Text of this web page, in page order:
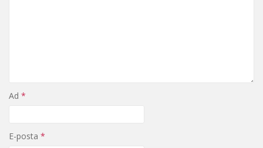
Ad *
E-posta *